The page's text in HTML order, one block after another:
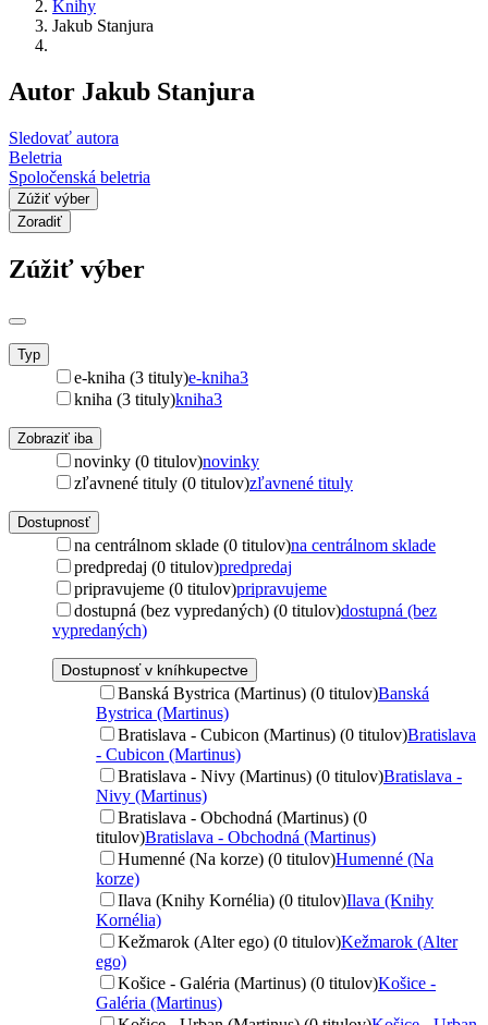
Knihy
Jakub Stanjura
Autor Jakub Stanjura
Sledovať autora
Beletria
Spoločenská beletria
Zúžiť výber
Zoradiť
Zúžiť výber
Typ
e-kniha (3 tituly)e-kniha3
kniha (3 tituly)kniha3
Zobraziť iba
novinky (0 titulov)novinky
zľavnené tituly (0 titulov)zľavnené tituly
Dostupnosť
na centrálnom sklade (0 titulov)na centrálnom sklade
predpredaj (0 titulov)predpredaj
pripravujeme (0 titulov)pripravujeme
dostupná (bez vypredaných) (0 titulov)dostupná (bez
vypredaných)
Dostupnosť v kníhkupectve
Banská Bystrica (Martinus) (0 titulov)Banská
Bystrica (Martinus)
Bratislava - Cubicon (Martinus) (0 titulov)Bratislava
- Cubicon (Martinus)
Bratislava - Nivy (Martinus) (0 titulov)Bratislava -
Nivy (Martinus)
Bratislava - Obchodná (Martinus) (0
titulov)Bratislava - Obchodná (Martinus)
Humenné (Na korze) (0 titulov)Humenné (Na
korze)
Ilava (Knihy Kornélia) (0 titulov)Ilava (Knihy
Kornélia)
Kežmarok (Alter ego) (0 titulov)Kežmarok (Alter
ego)
Košice - Galéria (Martinus) (0 titulov)Košice -
Galéria (Martinus)